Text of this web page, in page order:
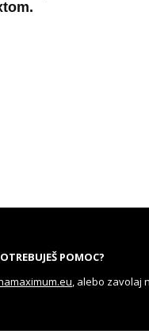
POMOC?
, alebo zavolaj